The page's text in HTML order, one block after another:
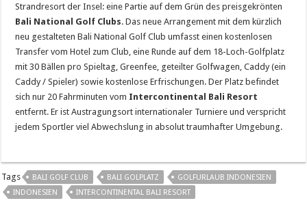
Strandresort der Insel: eine Partie auf dem Grün des preisgekrönten
Bali National Golf Clubs. Das neue Arrangement mit dem kürzlich
neu gestalteten Bali National Golf Club umfasst einen kostenlosen
Transfer vom Hotel zum Club, eine Runde auf dem 18-Loch-Golfplatz
mit 30 Bällen pro Spieltag, Greenfee, geteilter Golfwagen, Caddy (ein
Caddy / Spieler) sowie kostenlose Erfrischungen. Der Platz befindet
sich nur 20 Fahrminuten vom Intercontinental Bali Resort
entfernt. Er ist Austragungsort internationaler Turniere und verspricht
jedem Sportler viel Abwechslung in absolut traumhafter Umgebung.
Tags BALI GOLF CLUB BALI GOLPLATZ
GOLFURLAUB INDONESIEN
INDONESIEN
INTERCONTINENTAL BALI RESORT